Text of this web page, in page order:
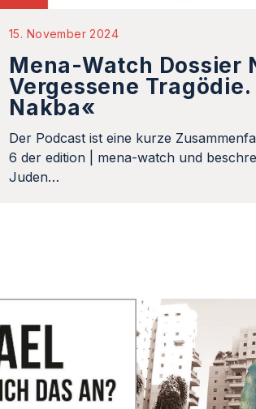
15. November 2024
Mena-Watch Dossier
Vergessene
Nakba«
Der Podcast ist eine kurze
6 der edition | mena-watch und
Juden…